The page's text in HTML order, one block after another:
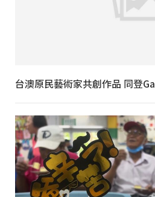
台澳原民藝術家共創作品 同登